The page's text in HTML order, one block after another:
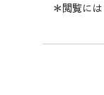
＊閲覧には